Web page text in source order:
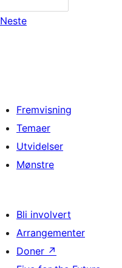
Neste
Fremvisning
Temaer
Utvidelser
Mønstre
Bli involvert
Arrangementer
Doner ↗